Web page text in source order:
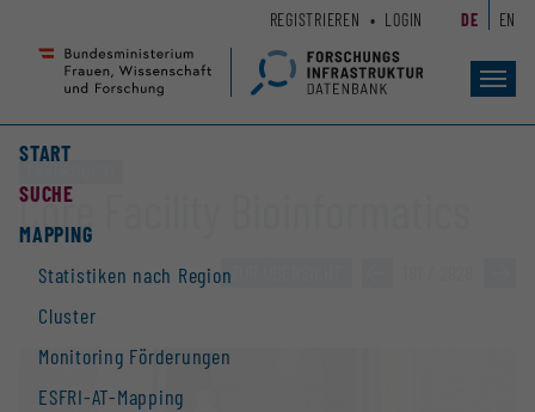
Seiteninhalt
Accesskey
Hauptnavigation
Accesskey
START
SUCHE
MAPPING
Statistiken nach Region
Cluster
Monitoring Förderungen
ESFRI-AT-Mapping
REGISTRIEREN LOGIN DE EN
Core Facility Bioinformatics
ZUR ÜBERSICHT